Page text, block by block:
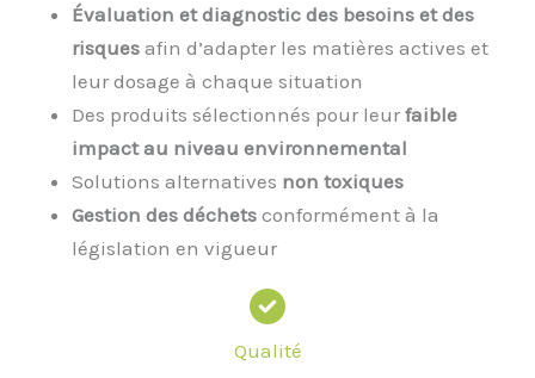
Évaluation et diagnostic des besoins et des
risques afin d’adapter les matières actives et
leur dosage à chaque situation
Des produits sélectionnés pour leur faible
impact au niveau environnemental
Solutions alternatives non toxiques
Gestion des déchets conformément à la
législation en vigueur
Qualité